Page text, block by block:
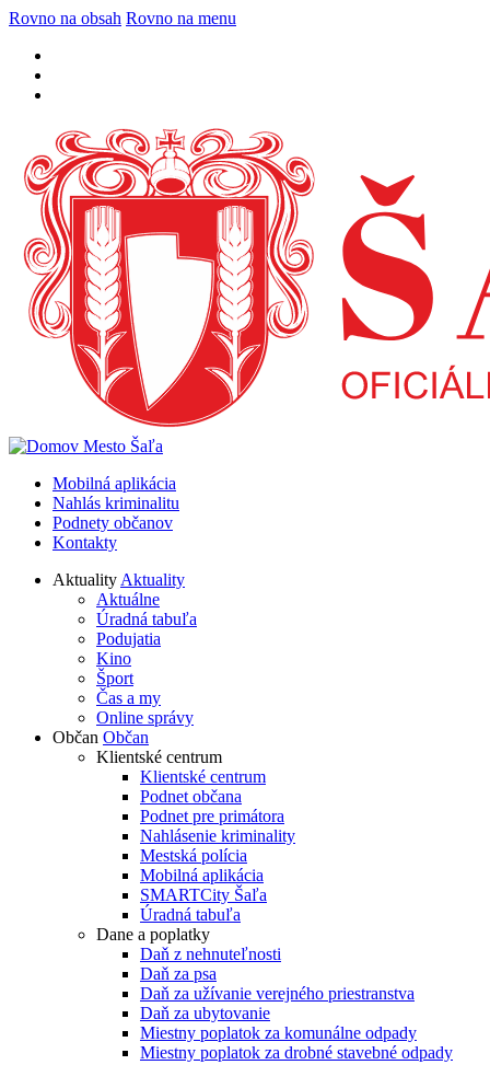
Rovno na obsah Rovno na menu
Mobilná aplikácia
Nahlás kriminalitu
Podnety občanov
Kontakty
AktualityAktuality
Aktuálne
Úradná tabuľa
Podujatia
Kino
Šport
Čas a my
Online správy
Občan Občan
Klientské centrum
Klientské centrum
Podnet občana
Podnet pre primátora
Nahlásenie kriminality
Mestská polícia
Mobilná aplikácia
SMARTCity Šaľa
Úradná tabuľa
Dane a poplatky
Daň z nehnuteľnosti
Daň za psa
Daň za užívanie verejného priestranstva
Daň za ubytovanie
Miestny poplatok za komunálne odpady
Miestny poplatok za drobné stavebné odpady